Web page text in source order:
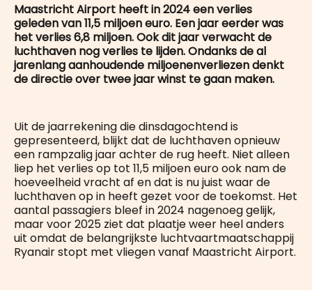
Maastricht Airport heeft in 2024 een verlies
geleden van 11,5 miljoen euro. Een jaar eerder was
het verlies 6,8 miljoen. Ook dit jaar verwacht de
luchthaven nog verlies te lijden. Ondanks de al
jarenlang aanhoudende miljoenenverliezen denkt
de directie over twee jaar winst te gaan maken.
Uit de jaarrekening die dinsdagochtend is
gepresenteerd, blijkt dat de luchthaven opnieuw
een rampzalig jaar achter de rug heeft. Niet alleen
liep het verlies op tot 11,5 miljoen euro ook nam de
hoeveelheid vracht af en dat is nu juist waar de
luchthaven op in heeft gezet voor de toekomst. Het
aantal passagiers bleef in 2024 nagenoeg gelijk,
maar voor 2025 ziet dat plaatje weer heel anders
uit omdat de belangrijkste luchtvaartmaatschappij
Ryanair stopt met vliegen vanaf Maastricht Airport.